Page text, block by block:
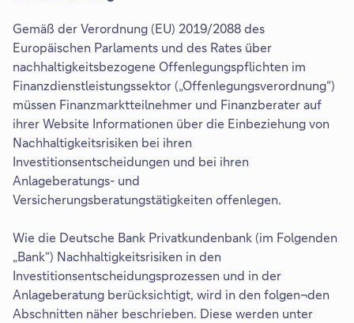
Gemäß der Verordnung (EU) 2019/2088 des
Europäischen Parlaments und des Rates über
nachhaltigkeitsbezogene Offenlegungspflichten im
Finanzdienstleistungssektor („Offenlegungsverordnung“)
müssen Finanzmarktteilnehmer und Finanzberater auf
ihrer Website Informationen über die Einbeziehung von
Nachhaltigkeitsrisiken bei ihren
Investitionsentscheidungen und bei ihren
Anlageberatungs- und
Versicherungsberatungstätigkeiten offenlegen.
Wie die Deutsche Bank Privatkundenbank (im Folgenden
„Bank“) Nachhaltigkeitsrisiken in den
Investitionsentscheidungsprozessen und in der
Anlageberatung berücksichtigt, wird in den folgen¬den
Abschnitten näher beschrieben. Diese werden unter